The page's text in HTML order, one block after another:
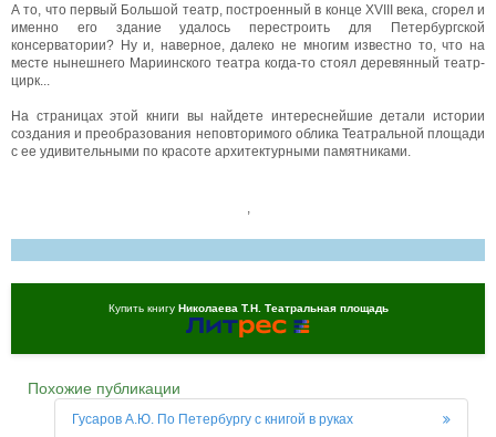
А то, что первый Большой театр, построенный в конце XVIII века, сгорел и
именно его здание удалось перестроить для Петербургской
консерватории? Ну и, наверное, далеко не многим известно то, что на
месте нынешнего Мариинского театра когда-то стоял деревянный театр-
цирк...
На страницах этой книги вы найдете интереснейшие детали истории
создания и преобразования неповторимого облика Театральной площади
с ее удивительными по красоте архитектурными памятниками.
,
Купить книгу Николаева Т.Н. Театральная площадь
Похожие публикации
Гусаров А.Ю. По Петербургу с книгой в руках